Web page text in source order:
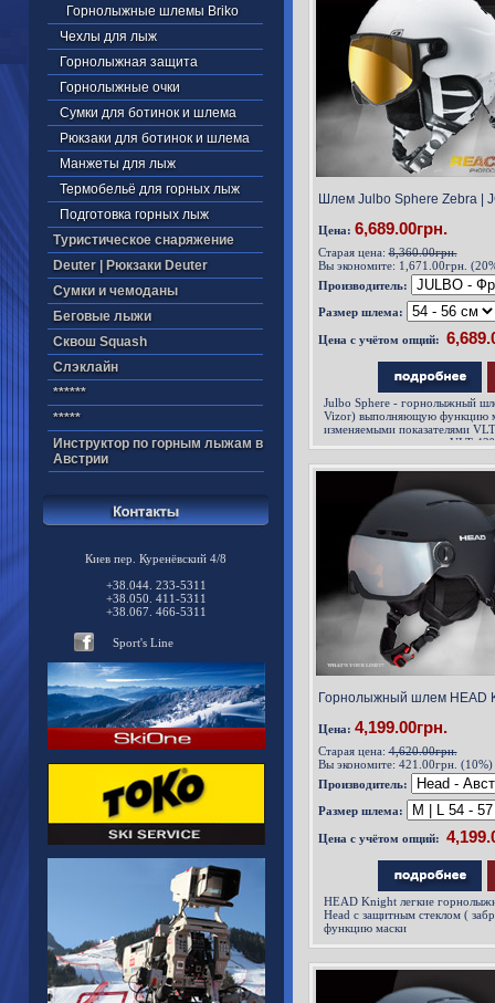
Горнолыжные шлемы Briko
Чехлы для лыж
Горнолыжная защита
Горнолыжные очки
Сумки для ботинок и шлема
Рюкзаки для ботинок и шлема
Манжеты для лыж
Термобельё для горных лыж
Подготовка горных лыж
Туристическое снаряжение
Deuter | Рюкзаки Deuter
Cумки и чемоданы
Беговые лыжи
Cквош Squash
Cлэклайн
******
*****
Инструктор по горным лыжам в
Австрии
Киев пер. Куренёвский 4/8
+38.044. 233-5311
+38.050. 411-5311
+38.067. 466-5311
Sport's Line
Шлем Julbo Sphere Zebra |
Цена: 6,689.00грн.
Старая цена:8,360.00грн.
Вы экономите: 1,671.00грн.
Производитель:
Размер шлема:
Цена с учётом опций:
Julbo Sphere - горнолыжный
Vizor) выполняющую функцию
изменяемыми показателями
освещения в диапазоне VLT
видимого света)..
Горнолыжный шлем HEAD
Цена: 4,199.00грн.
Старая цена:4,620.00грн.
Вы экономите: 421.00грн. (10%)
Производитель:
Размер шлема:
Цена с учётом опций:
HEAD Knight легкие
Head с защитным стеклом (
функцию маски